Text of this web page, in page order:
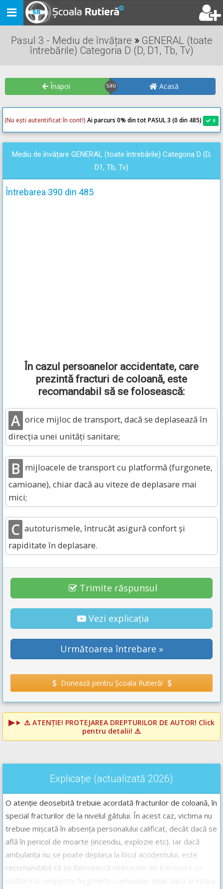
Toggle
navigation
Pasul 3 - Mediu de învățare »GENERAL (toate
întrebările) Categoria D (D, D1, Tb, Tv)
Înapoi Acasă
(Nu ești autentificat în cont!) Ai parcurs 0% din tot PASUL 3 (0 din 485) 0
Mediu de învățare GENERAL (toate întrebările) Categoria D (D,
D1, Tb, Tv)
Întrebarea 390 din 485
În cazul persoanelor accidentate, care
prezintă fracturi de coloană, este
recomandabil să se folosească:
A orice mijloc de transport, dacă se deplasează în
direcția unei unități sanitare;
B mijloacele de transport cu platformă (furgonete,
camioane), chiar dacă au viteze de deplasare mai
mici;
C autoturismele, întrucât asigură confort și
rapiditate în deplasare.
Trimite răspunsul
Vezi explicația
Următoarea întrebare »
Donează pentru Școala Rutieră!
⚠️ ATENȚIE! PROTEJAREA DREPTURILOR DE AUTOR! Click
pentru detalii! ⚠️
Explicație (actualizată 2026)
O atenție deosebită trebuie acordată fracturilor de coloană, în
special fracturilor de la nivelul gâtului. În acest caz, victima nu
trebuie mișcată în absența personalului calificat, decât dacă se
află în pericol de moarte (incendiu, explozie etc). Iar dacă
ambulanța nu se poate deplasa la locul accidentului, este
recomandabil să se folosească mijloacele de transport cu